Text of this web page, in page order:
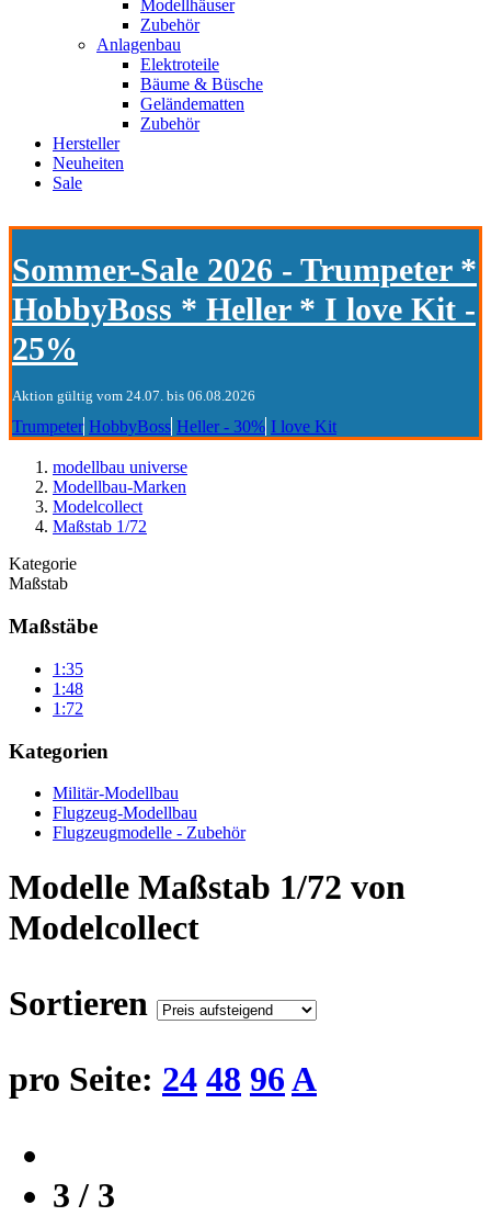
Modellhäuser
Zubehör
Anlagenbau
Elektroteile
Bäume & Büsche
Geländematten
Zubehör
Hersteller
Neuheiten
Sale
Sommer-Sale 2026 - Trumpeter *
HobbyBoss * Heller * I love Kit -
25%
Aktion gültig vom 24.07. bis 06.08.2026
Trumpeter HobbyBoss Heller - 30% I love Kit
modellbau universe
Modellbau-Marken
Modelcollect
Maßstab 1/72
Kategorie
Maßstab
Maßstäbe
1:35
1:48
1:72
Kategorien
Militär-Modellbau
Flugzeug-Modellbau
Flugzeugmodelle - Zubehör
Modelle Maßstab 1/72 von
Modelcollect
Sortieren
pro Seite: 24 48 96A
3 / 3